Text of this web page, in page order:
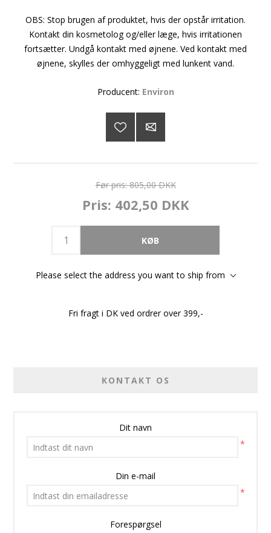
OBS: Stop brugen af produktet, hvis der opstår irritation.
Kontakt din kosmetolog og/eller læge, hvis irritationen
fortsætter. Undgå kontakt med øjnene. Ved kontakt med
øjnene, skylles der omhyggeligt med lunkent vand.
Producent: Environ
Før pris: 805,00 DKK
Pris: 402,50 DKK
Please select the address you want to ship from
Fri fragt i DK ved ordrer over 399,-
KONTAKT OS
Dit navn
*
Din e-mail
*
Forespørgsel